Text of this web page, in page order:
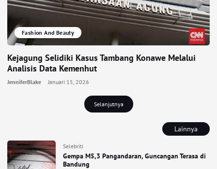
Lainnya
Selebriti
Gempa M5,3 Pangandaran, Guncangan Terasa di
Bandung
Fashion And Beauty
Kejagung Selidiki Kasus Tambang Konawe Melalui
Analisis Data Kemenhut
JenniferBlake Januari 15, 2026
Selanjutnya